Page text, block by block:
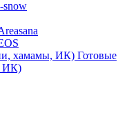
snow
Готовые
ИК)